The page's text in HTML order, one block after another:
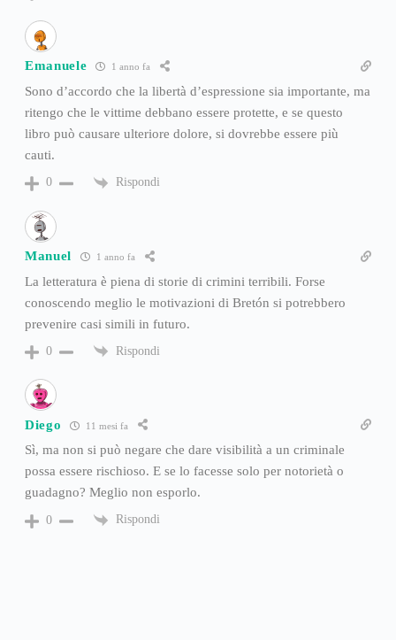
Emanuele 1 anno fa
Sono d’accordo che la libertà d’espressione sia importante, ma
ritengo che le vittime debbano essere protette, e se questo
libro può causare ulteriore dolore, si dovrebbe essere più
cauti.
0 Rispondi
Manuel 1 anno fa
La letteratura è piena di storie di crimini terribili. Forse
conoscendo meglio le motivazioni di Bretón si potrebbero
prevenire casi simili in futuro.
0 Rispondi
Diego 11 mesi fa
Sì, ma non si può negare che dare visibilità a un criminale
possa essere rischioso. E se lo facesse solo per notorietà o
guadagno? Meglio non esporlo.
0 Rispondi